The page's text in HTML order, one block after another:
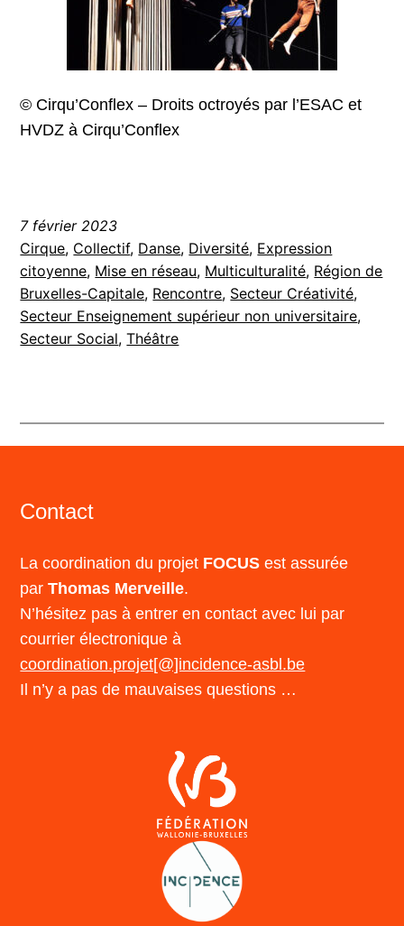
© Cirqu’Conflex – Droits octroyés par l’ESAC et
HVDZ à Cirqu’Conflex
7 février 2023
Cirque, Collectif, Danse, Diversité, Expression
citoyenne, Mise en réseau, Multiculturalité, Région de
Bruxelles-Capitale, Rencontre, Secteur Créativité
Secteur Enseignement supérieur non universitaire
Secteur Social, Théâtre
Contact
La coordination du projet FOCUS est assurée
parThomas Merveille.
N’hésitez pas à entrer en contact avec lui par
courrier électronique à
coordination.projet[@]incidence-asbl.be
Il n’y a pas de mauvaises questions …